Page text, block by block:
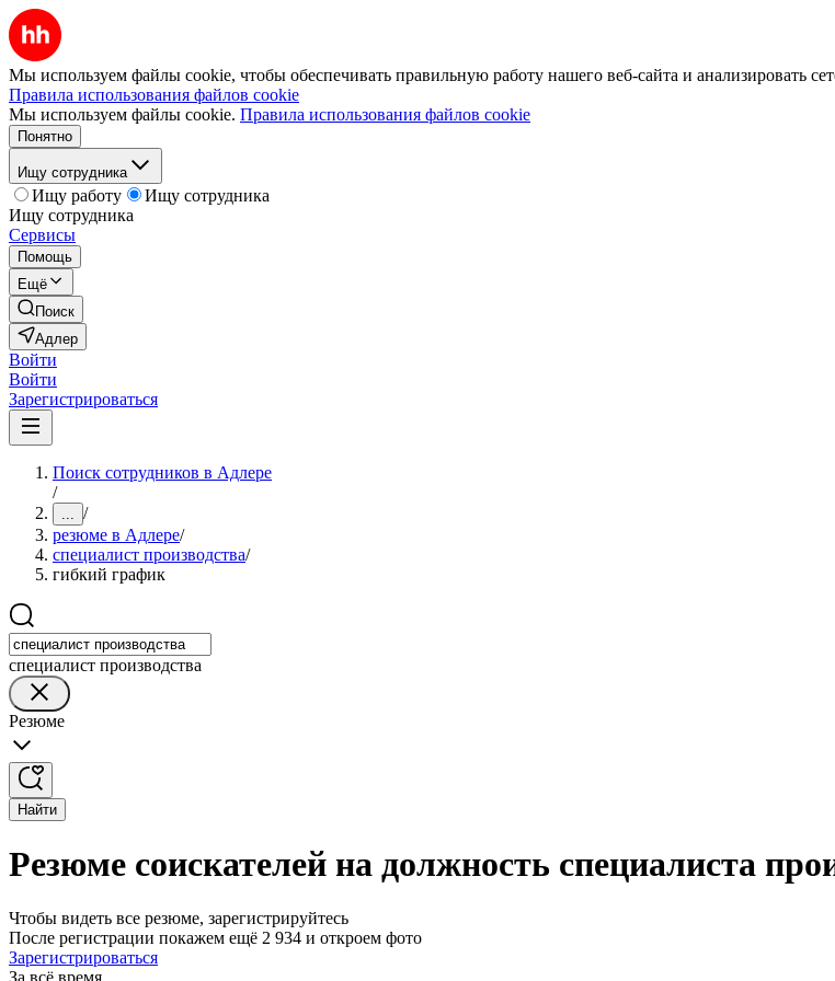
Мы используем файлы cookie, чтобы обеспечивать правильную работу нашего веб-сайта и анализировать
Правила использования файлов cookie
Мы используем файлы cookie. Правила использования файлов cookie
Понятно
Ищу сотрудника
Ищу работу
Ищу сотрудника
Ищу сотрудника
Сервисы
Помощь
Ещё
Поиск
Адлер
Войти
Войти
Зарегистрироваться
Поиск сотрудников в Адлере
/
... /
резюме в Адлере/
специалист производства/
гибкий график
специалист производства
Резюме
Найти
Резюме соискателей на должность специалиста
Чтобы видеть все резюме, зарегистрируйтесь
После регистрации покажем ещё 2 934 и откроем фото
Зарегистрироваться
За всё время